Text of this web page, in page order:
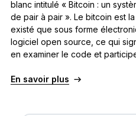
blanc intitulé « Bitcoin : un
de pair à pair ». Le bitcoin est
existé que sous forme
logiciel open source, ce qui
en examiner le code et
En savoir plus